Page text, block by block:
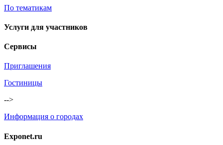
По тематикам
Услуги для участников
Сервисы
Приглашения
Гостиницы
-->
Информация о городах
Exponet.ru